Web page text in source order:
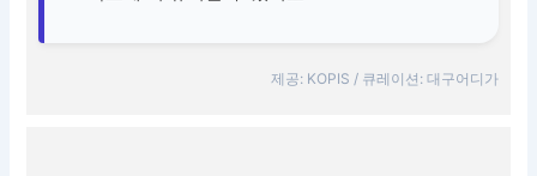
제공: KOPIS / 큐레이션: 대구어디가